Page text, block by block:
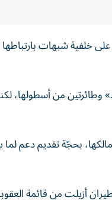
خلفية شبهات
من أسطولها،
ومالكها، بحجّة تقديم دعم
أزيلت من قائمة